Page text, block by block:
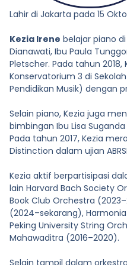
Lahir di Jakarta pada 15
Kezia Irene belajar piano
Dianawati, Ibu Paula
Pletscher. Pada tahun
Konservatorium 3 di
Pendidikan Musik) dengan
Selain piano, Kezia juga
bimbingan Ibu Lisa
Pada tahun 2017, Kezia
Distinction dalam ujian
Kezia aktif berpartisipasi
lain Harvard Bach Society
Book Club Orchestra
(2024–sekarang),
Peking University String
Mahawaditra (2016–2020).
Selain tampil dalam